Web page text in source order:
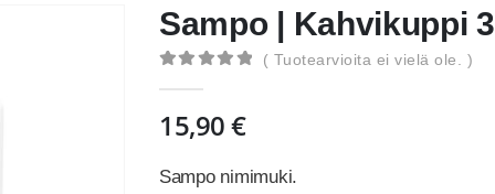
Sampo | Kahvikuppi
( Tuotearvioita ei vielä ole. )
15,90€
Sampo nimimuki.